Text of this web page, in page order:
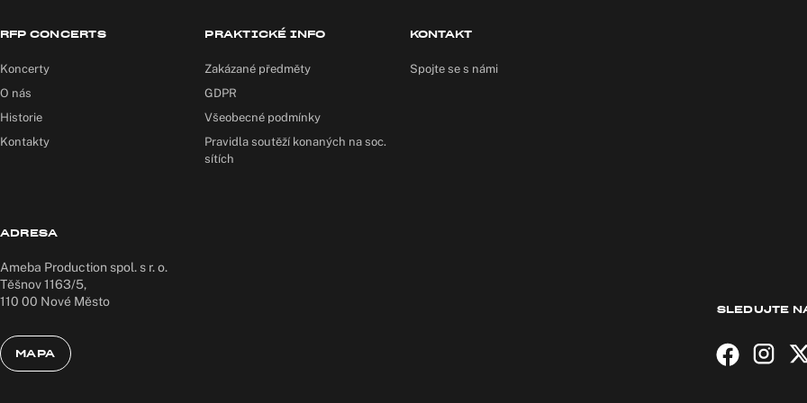
RFP CONCERTS
Koncerty
O nás
Historie
Kontakty
PRAKTICKÉ INFO
Zakázané předměty
GDPR
Všeobecné podmínky
Pravidla soutěží konaných na soc.
sítích
KONTAKT
Spojte se s námi
ADRESA
Ameba Production spol. s r. o.
Těšnov 1163/5,
110 00 Nové Město
MAPA
SLEDUJTE